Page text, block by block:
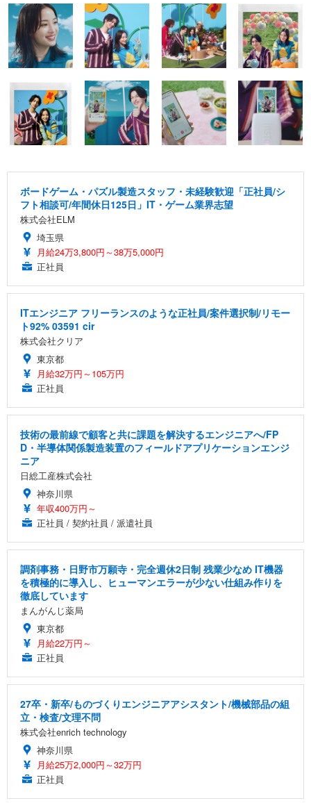
ボードゲーム・パズル製造スタッフ・未経験歓迎「正社員/シ
フト相談可/年間休日125日」IT・ゲーム業界志望
株式会社ELM
埼玉県
月給24万3,800円～38万5,000円
正社員
ITエンジニア フリーランスのような正社員/案件選択制/リモー
ト92% 03591 cir
株式会社クリア
東京都
月給32万円～105万円
正社員
技術の最前線で顧客と共に課題を解決するエンジニアへ/FP
D・半導体関係製造装置のフィールドアプリケーションエンジ
ニア
日総工産株式会社
神奈川県
年収400万円～
正社員 / 契約社員 / 派遣社員
調剤事務・日野市万願寺・完全週休2日制 残業少なめ IT機器
を積極的に導入し、ヒューマンエラーが少ない仕組み作りを
徹底しています
まんがんじ薬局
東京都
月給22万円～
正社員
27卒・新卒/ものづくりエンジニアアシスタント/機械部品の組
立・検査/文理不問
株式会社enrich technology
神奈川県
月給25万2,000円～32万円
正社員